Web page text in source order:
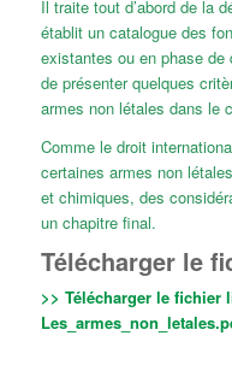
Il traite tout d’abord de la
établit un catalogue des
existantes ou en phase de
de présenter quelques
armes non létales dans le
Comme le droit
certaines armes non
et chimiques, des
un chapitre final.
Télécharger le
>> Télécharger le fichier